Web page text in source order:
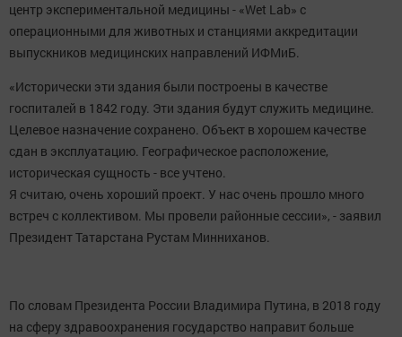
центр экспериментальной медицины - «Wet Lab» с
операционными для животных и станциями аккредитации
выпускников медицинских направлений ИФМиБ.
«Исторически эти здания были построены в качестве
госпиталей в 1842 году. Эти здания будут служить медицине.
Целевое назначение сохранено. Объект в хорошем качестве
сдан в эксплуатацию. Географическое расположение,
историческая сущность - все учтено.
Я считаю, очень хороший проект. У нас очень прошло много
встреч с коллективом. Мы провели районные сессии», - заявил
Президент Татарстана Рустам Минниханов.
По словам Президента России Владимира Путина, в 2018 году
на сферу здравоохранения государство направит больше